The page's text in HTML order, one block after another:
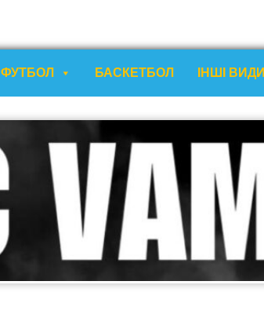
ФУТБОЛ БАСКЕТБОЛ ІНШІ ВИДИ